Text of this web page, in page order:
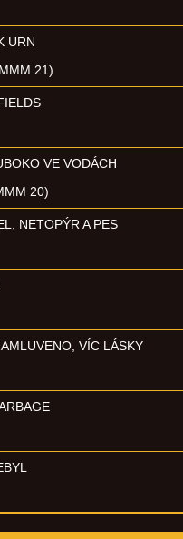
URN
21)
VE VODÁCH
20)
NETOPÝR A PES
VÍC LÁSKY